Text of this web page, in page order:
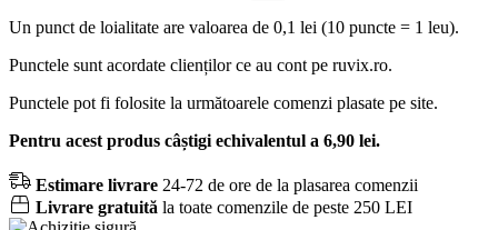
Un punct de loialitate are valoarea de 0,1 lei (10 puncte = 1 leu).
Punctele sunt acordate clienților ce au cont pe ruvix.ro.
Punctele pot fi folosite la următoarele comenzi plasate pe site.
Pentru acest produs câștigi echivalentul a 6,90 lei.
Estimare livrare 24-72 de ore de la plasarea comenzii
Livrare gratuită la toate comenzile de peste 250 LEI